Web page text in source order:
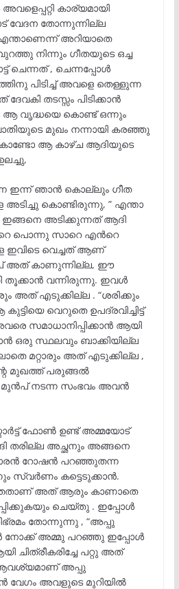
കാര്യമായി
വേദന തോന്നുന്നില്ല
അറിയാതെ
നിന്നും ഗീതയുടെ ഒച്ച
ചെന്നത് , ചെന്നപ്പോൾ
പിടിച്ച് അവളെ തെള്ളുന്ന
തടസ്സം പിടിക്കാൻ
ആ വൃദ്ധയെ കൊണ്ട് ഒന്നും
മുഖം നന്നായി കരഞ്ഞു
ആ കാഴ്ച ആദിയുടെ
ഇന്ന് ഞാൻ കൊല്ലും ഗീത
അടിച്ചു കൊണ്ടിരുന്നു, ” എന്താ
ഇങ്ങനെ അടിക്കുന്നത് ആദി
പൊന്നു സാറെ എൻറെ
ഇവിടെ വെച്ചത് ആണ്
അത് കാണുന്നില്ല, ഈ
വന്നിരുന്നു. ഇവൾ
അത് എടുക്കില്ല . “ശരിക്കും
വെറുതെ ഉപദ്രവിച്ചിട്ട്
സമാധാനിപ്പിക്കാൻ ആയി
ഒരു സ്ഥലവും ബാക്കിയില്ല
മറ്റാരും അത് എടുക്കില്ല ,
മുഖത്ത് പരുങ്ങൽ
മുൻപ് നടന്ന സംഭവം അവൻ
ഫോൺ ഉണ്ട് അമ്മയോട്
തരില്ല അച്ഛനും അങ്ങനെ
റോഷൻ പറഞ്ഞുതന്ന
സ്വർണം കട്ടെടുക്കാൻ.
അത് ആരും കാണാതെ
ചെയ്തു . ഇപ്പോൾ
തോന്നുന്നു , “അപ്പു
നോക്ക് അമ്മു പറഞ്ഞു ഇപ്പോൾ
ചിത്രീകരിച്ചേ പറ്റു അത്
ആവശ്യമാണ് അപ്പു
വേഗം അവളുടെ മുറിയിൽ